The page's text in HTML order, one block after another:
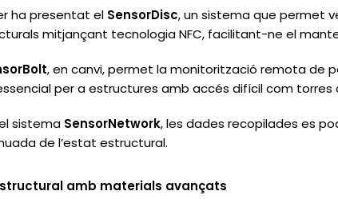
ha presentat el SensorDisc, un sistema que permet
mitjançant tecnologia NFC, facilitant-ne el
, en canvi, permet la monitorització remota de
per a estructures amb accés difícil com torres
sistema SensorNetwork, les dades recopilades es
de l’estat estructural.
amb materials avançats